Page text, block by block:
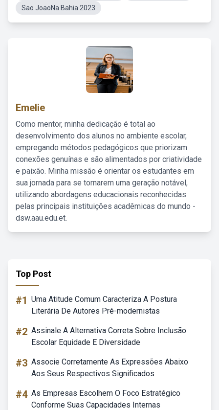
Sao JoaoNa Bahia 2023
Emelie
Como mentor, minha dedicação é total ao
desenvolvimento dos alunos no ambiente escolar,
empregando métodos pedagógicos que priorizam
conexões genuínas e são alimentados por criatividade
e paixão. Minha missão é orientar os estudantes em
sua jornada para se tornarem uma geração notável,
utilizando abordagens educacionais reconhecidas
pelas principais instituições acadêmicas do mundo -
dsw.aau.edu.et.
Top Post
#1 Uma Atitude Comum Caracteriza A Postura
Literária De Autores Pré-modernistas
#2 Assinale A Alternativa Correta Sobre Inclusão
Escolar Equidade E Diversidade
#3 Associe Corretamente As Expressões Abaixo
Aos Seus Respectivos Significados
#4 As Empresas Escolhem O Foco Estratégico
Conforme Suas Capacidades Internas